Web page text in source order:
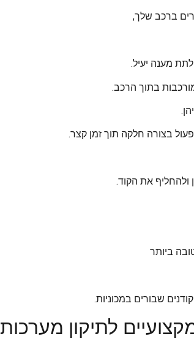
ברכב שלך,
מענה יעיל.
בתוך הרכב.
בצורה חלקה תוך זמן קצר.
ולהחליף את הקוד.
ביותר
שבורים במכוניות.
לתיקון מערכות